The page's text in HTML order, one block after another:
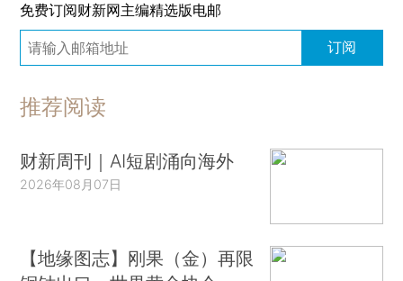
免费订阅财新网主编精选版电邮
订阅
推荐阅读
财新周刊｜AI短剧涌向海外
2026年08月07日
【地缘图志】刚果（金）再限